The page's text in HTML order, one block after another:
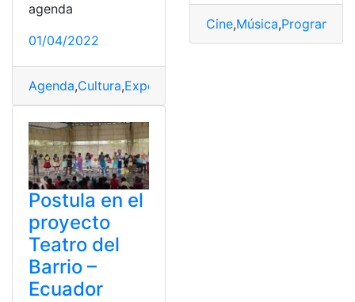
agenda
01/04/2022
Agenda,Cultura,Exposición
Cine,Música,
Postula en el
proyecto
Teatro del
Barrio –
Ecuador